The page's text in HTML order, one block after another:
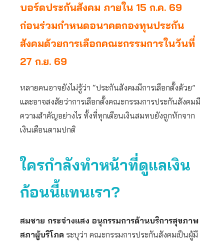
บอร์ดประกันสังคม ภายใน 15 ก.ค. 69
ก่อนร่วมกำหนดอนาคตกองทุนประกัน
สังคมด้วยการเลือกคณะกรรมการในวันที่
27 ก.ย. 69
หลายคนอาจยังไม่รู้ว่า “ประกันสังคมมีการเลือกตั้งด้วย”
และอาจสงสัยว่าการเลือกตั้งคณะกรรมการประกันสังคมมี
ความสำคัญอย่างไร ทั้งที่ทุกเดือนเงินสมทบยังถูกหักจาก
เงินเดือนตามปกติ
ใครกำลังทำหน้าที่ดูแลเงิน
ก้อนนี้แทนเรา?
สมชาย กระจ่างแสง อนุกรรมการด้านบริการสุขภาพ
สภาผู้บริโภค ระบุว่า คณะกรรมการประกันสังคมเป็นผู้มี